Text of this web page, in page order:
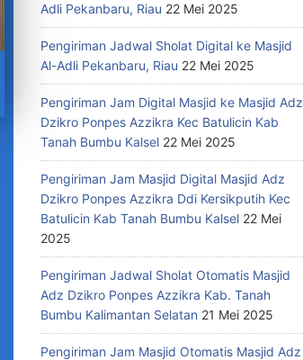
Adli Pekanbaru, Riau 22 Mei 2025
Pengiriman Jadwal Sholat Digital ke Masjid
Al-Adli Pekanbaru, Riau 22 Mei 2025
Pengiriman Jam Digital Masjid ke Masjid Adz
Dzikro Ponpes Azzikra Kec Batulicin Kab
Tanah Bumbu Kalsel 22 Mei 2025
Pengiriman Jam Masjid Digital Masjid Adz
Dzikro Ponpes Azzikra Ddi Kersikputih Kec
Batulicin Kab Tanah Bumbu Kalsel 22 Mei
2025
Pengiriman Jadwal Sholat Otomatis Masjid
Adz Dzikro Ponpes Azzikra Kab. Tanah
Bumbu Kalimantan Selatan 21 Mei 2025
Pengiriman Jam Masjid Otomatis Masjid Adz